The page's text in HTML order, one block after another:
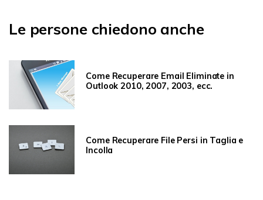
Le persone chiedono anche
Come Recuperare Email Eliminate in
Outlook 2010, 2007, 2003, ecc.
Come Recuperare File Persi in Taglia e
Incolla